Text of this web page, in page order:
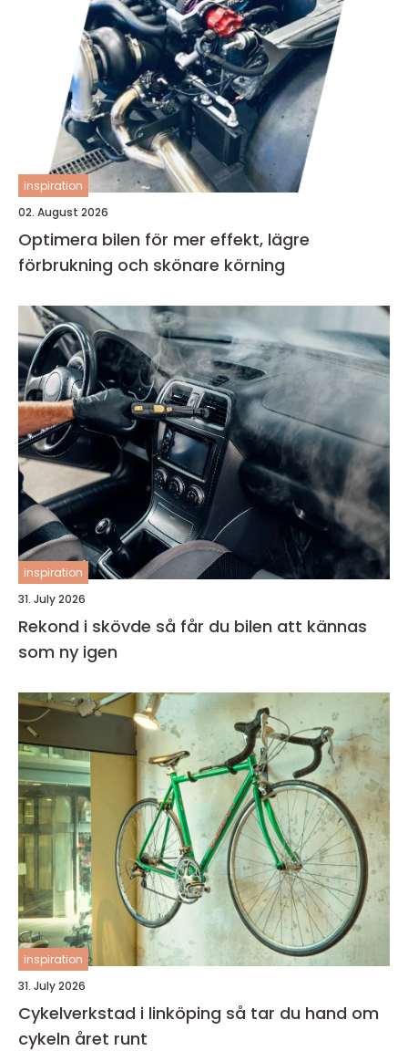
inspiration
02. August 2026
Optimera bilen för mer effekt, lägre
förbrukning och skönare körning
inspiration
31. July 2026
Rekond i skövde så får du bilen att kännas
som ny igen
inspiration
31. July 2026
Cykelverkstad i linköping så tar du hand om
cykeln året runt